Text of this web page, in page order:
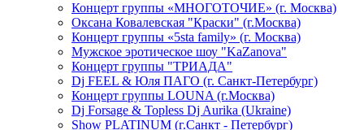
Концерт группы «МНОГОТОЧИЕ» (г. Москва)
Оксана Ковалевская "Краски" (г.Москва)
Концерт группы «5sta family» (г. Москва)
Мужское эротическое шоу "KaZanova"
Концерт группы "ТРИАДА"
Dj FEEL & Юля ПАГО (г. Санкт-Петербург)
Концерт группы LOUNA (г.Москва)
Dj Forsage & Topless Dj Aurika (Ukraine)
Show PLATINUM (г.Санкт - Петербург)